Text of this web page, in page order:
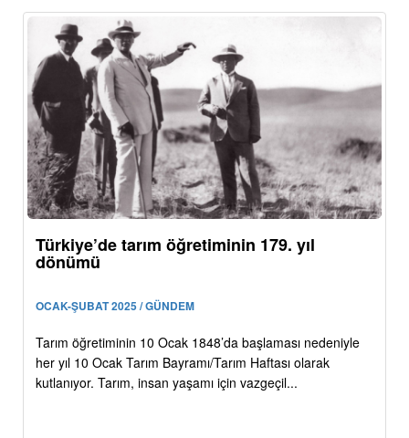
Türkiye’de tarım öğretiminin 179. yıl
dönümü
OCAK-ŞUBAT 2025 / GÜNDEM
Tarım öğretiminin 10 Ocak 1848’da başlaması nedeniyle
her yıl 10 Ocak Tarım Bayramı/Tarım Haftası olarak
kutlanıyor. Tarım, insan yaşamı için vazgeçil...